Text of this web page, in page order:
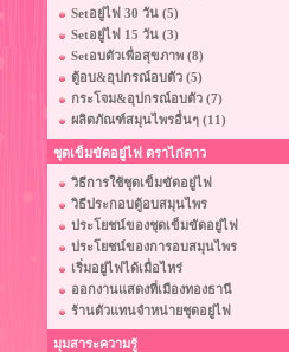
Setอยู่ไฟ 30 วัน (5)
Setอยู่ไฟ 15 วัน (3)
Setอบตัวเพื่อสุขภาพ (8)
ตู้อบ&อุปกรณ์อบตัว (5)
กระโจม&อุปกรณ์อบตัว (7)
ผลิตภัณฑ์สมุนไพรอื่นๆ (11)
ชุดเข็มขัดอยู่ไฟ ตราไก่ดาว
วิธีการใช้ชุดเข็มขัดอยู่ไฟ
วิธีประกอบตู้อบสมุนไพร
ประโยชน์ของชุดเข็มขัดอยู่ไฟ
ประโยชน์ของการอบสมุนไพร
เริ่มอยู่ไฟได้เมื่อไหร่
ออกงานแสดงที่เมืองทองธานี
ร้านตัวแทนจำหน่ายชุดอยู่ไฟ
มุมสาระความรู้